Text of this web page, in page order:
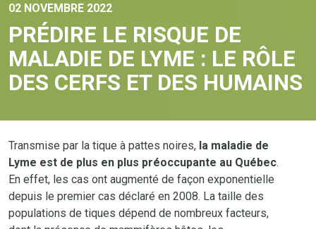
02 NOVEMBRE 2022
PRÉDIRE LE RISQUE DE
MALADIE DE LYME : LE RÔLE
DES CERFS ET DES HUMAINS
Transmise par la tique à pattes noires, la maladie de
Lyme est de plus en plus préoccupante au Québec.
En effet, les cas ont augmenté de façon exponentielle
depuis le premier cas déclaré en 2008. La taille des
populations de tiques dépend de nombreux facteurs,